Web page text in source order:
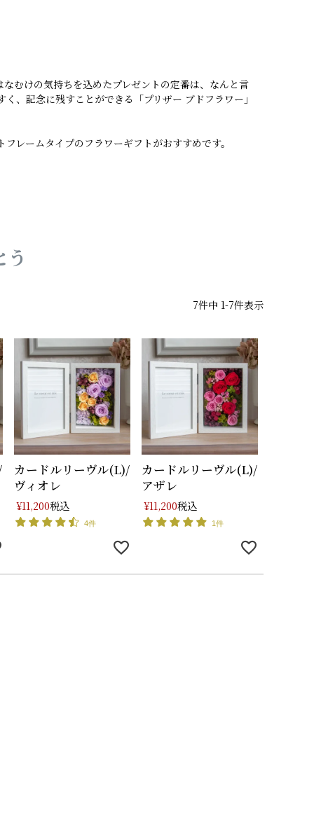
むけの気持ちを込めたプレゼントの定番は、なんと言
、記念に残すことができる「プリザー ブドフラワー」
レームタイプのフラワーギフトがおすすめです。
7件中 1-7件表示
カードルリーヴル(L)/
ヴィオレ
¥11,200税込
4件
カードルリーヴル(L)/
アザレ
¥11,200税込
1件